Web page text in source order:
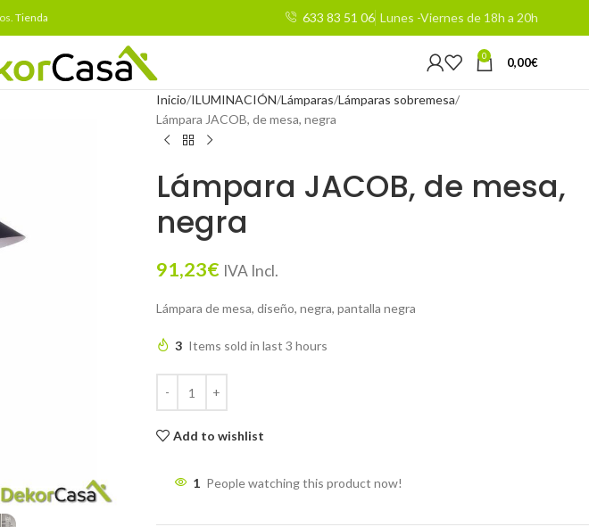
Tienda 633 83 51 06 Lunes -Viernes de 18h a 20h
0 0,00€
Inicio ILUMINACIÓN Lámparas Lámparas sobremesa
Lámpara JACOB, de mesa, negra
Lámpara JACOB, de mesa,
negra
91,23€ IVA Incl.
Lámpara de mesa, diseño, negra, pantalla negra
3 Items sold in last 3 hours
Add to wishlist
1 People watching this product now!